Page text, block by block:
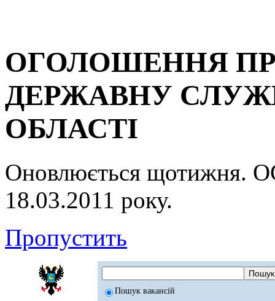
ОГОЛОШЕННЯ
ДЕРЖАВНУ
ОБЛАСТІ
Оновлюється
18.03.2011 року.
Пропустить
Пошук вакансій